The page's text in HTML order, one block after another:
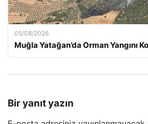
05/08/2026
Muğla Yatağan’da Orman Yangını
Bir yanıt yazın